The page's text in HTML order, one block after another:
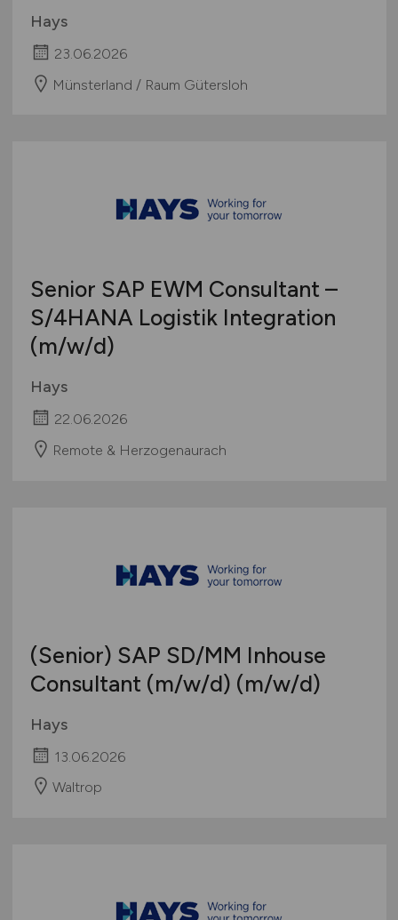
Hays
23.06.2026
Münsterland / Raum Gütersloh
Senior SAP EWM Consultant –
S/4HANA Logistik Integration
(m/w/d)
Hays
22.06.2026
Remote & Herzogenaurach
(Senior) SAP SD/MM Inhouse
Consultant (m/w/d) (m/w/d)
Hays
13.06.2026
Waltrop